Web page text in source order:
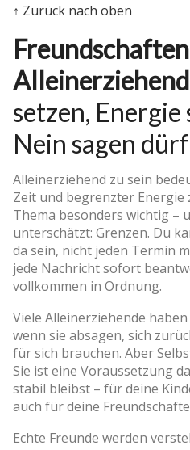
↑ Zurück nach oben
setzen, Energie
Nein sagen
Alleinerziehend zu sein
Zeit und begrenzter Energie
Thema besonders wichtig –
unterschätzt: Grenzen. Du
da sein, nicht jeden Termin
jede Nachricht sofort
vollkommen in Ordnung.
Viele Alleinerziehende
wenn sie absagen, sich
für sich brauchen. Aber
Sie ist eine Voraussetzung
stabil bleibst – für deine
auch für deine
Echte Freunde werden